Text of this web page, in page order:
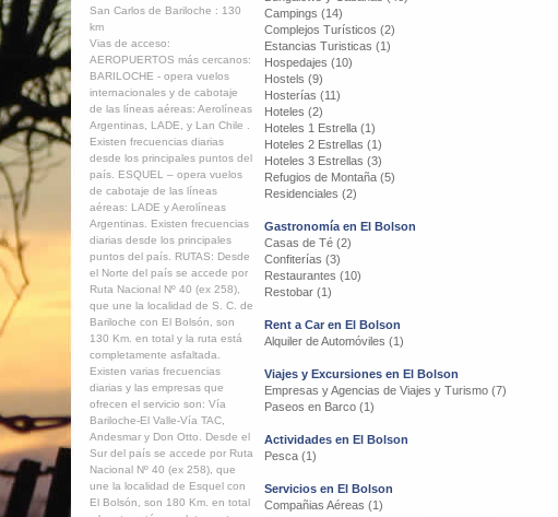
San Carlos de Bariloche : 130
km
Vias de acceso:
AEROPUERTOS más cercanos:
BARILOCHE - opera vuelos
internacionales y de cabotaje
de las líneas aéreas: Aerolíneas
Argentinas, LADE, y Lan Chile .
Existen frecuencias diarias
desde los principales puntos del
país. ESQUEL – opera vuelos
de cabotaje de las líneas
aéreas: LADE y Aerolíneas
Argentinas. Existen frecuencias
diarias desde los principales
puntos del país. RUTAS: Desde
el Norte del país se accede por
Ruta Nacional Nº 40 (ex 258),
que une la localidad de S. C. de
Bariloche con El Bolsón, son
130 Km. en total y la ruta está
completamente asfaltada.
Existen varias frecuencias
diarias y las empresas que
ofrecen el servicio son: Vía
Bariloche-El Valle-Vía TAC,
Andesmar y Don Otto. Desde el
Sur del país se accede por Ruta
Nacional Nº 40 (ex 258), que
une la localidad de Esquel con
El Bolsón, son 180 Km. en total
Campings (14)
Complejos Turísticos (2)
Estancias Turisticas (1)
Hospedajes (10)
Hostels (9)
Hosterías (11)
Hoteles (2)
Hoteles 1 Estrella (1)
Hoteles 2 Estrellas (1)
Hoteles 3 Estrellas (3)
Refugios de Montaña (5)
Residenciales (2)
Gastronomía en El Bolson
Casas de Té (2)
Confiterías (3)
Restaurantes (10)
Restobar (1)
Rent a Car en El Bolson
Alquiler de Automóviles (1)
Viajes y Excursiones en El Bolson
Empresas y Agencias de Viajes y Turismo (7)
Paseos en Barco (1)
Actividades en El Bolson
Pesca (1)
Servicios en El Bolson
Compañias Aéreas (1)